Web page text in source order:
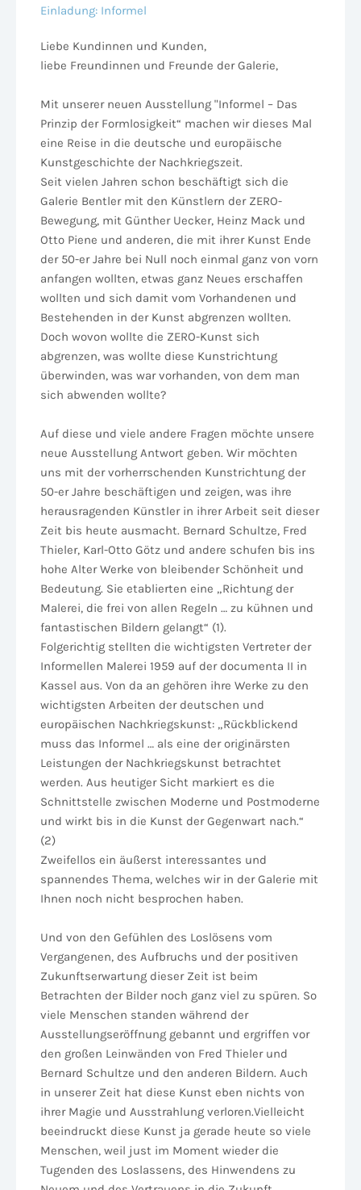
Einladung: Informel
Liebe Kundinnen und Kunden,
liebe Freundinnen und Freunde der Galerie,
Mit unserer neuen Ausstellung "Informel – Das
Prinzip der Formlosigkeit“ machen wir dieses Mal
eine Reise in die deutsche und europäische
Kunstgeschichte der Nachkriegszeit.
Seit vielen Jahren schon beschäftigt sich die
Galerie Bentler mit den Künstlern der ZERO-
Bewegung, mit Günther Uecker, Heinz Mack und
Otto Piene und anderen, die mit ihrer Kunst Ende
der 50-er Jahre bei Null noch einmal ganz von vorn
anfangen wollten, etwas ganz Neues erschaffen
wollten und sich damit vom Vorhandenen und
Bestehenden in der Kunst abgrenzen wollten.
Doch wovon wollte die ZERO-Kunst sich
abgrenzen, was wollte diese Kunstrichtung
überwinden, was war vorhanden, von dem man
sich abwenden wollte?
Auf diese und viele andere Fragen möchte unsere
neue Ausstellung Antwort geben. Wir möchten
uns mit der vorherrschenden Kunstrichtung der
50-er Jahre beschäftigen und zeigen, was ihre
herausragenden Künstler in ihrer Arbeit seit dieser
Zeit bis heute ausmacht. Bernard Schultze, Fred
Thieler, Karl-Otto Götz und andere schufen bis ins
hohe Alter Werke von bleibender Schönheit und
Bedeutung. Sie etablierten eine „Richtung der
Malerei, die frei von allen Regeln … zu kühnen und
fantastischen Bildern gelangt“ (1).
Folgerichtig stellten die wichtigsten Vertreter der
Informellen Malerei 1959 auf der documenta II in
Kassel aus. Von da an gehören ihre Werke zu den
wichtigsten Arbeiten der deutschen und
europäischen Nachkriegskunst: „Rückblickend
muss das Informel … als eine der originärsten
Leistungen der Nachkriegskunst betrachtet
werden. Aus heutiger Sicht markiert es die
Schnittstelle zwischen Moderne und Postmoderne
und wirkt bis in die Kunst der Gegenwart nach.“
(2)
Zweifellos ein äußerst interessantes und
spannendes Thema, welches wir in der Galerie mit
Ihnen noch nicht besprochen haben.
Und von den Gefühlen des Loslösens vom
Vergangenen, des Aufbruchs und der positiven
Zukunftserwartung dieser Zeit ist beim
Betrachten der Bilder noch ganz viel zu spüren. So
viele Menschen standen während der
Ausstellungseröffnung gebannt und ergriffen vor
den großen Leinwänden von Fred Thieler und
Bernard Schultze und den anderen Bildern. Auch
in unserer Zeit hat diese Kunst eben nichts von
ihrer Magie und Ausstrahlung verloren.Vielleicht
beeindruckt diese Kunst ja gerade heute so viele
Menschen, weil just im Moment wieder die
Tugenden des Loslassens, des Hinwendens zu